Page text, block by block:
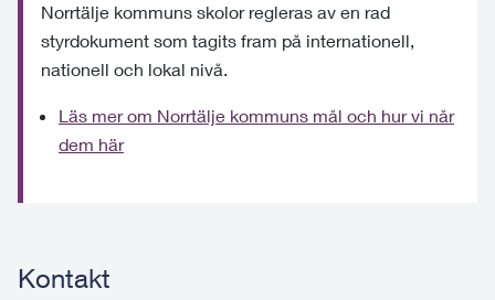
Norrtälje kommuns skolor regleras av en rad
styrdokument som tagits fram på internationell,
nationell och lokal nivå.
Läs mer om Norrtälje kommuns mål och hur vi når
dem här
Kontakt